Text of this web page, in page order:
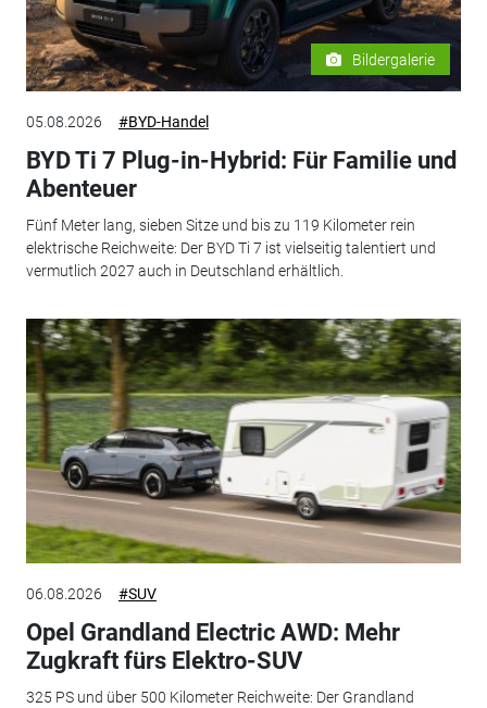
Bildergalerie
05.08.2026 #BYD-Handel
BYD Ti 7 Plug-in-Hybrid: Für Familie und
Abenteuer
Fünf Meter lang, sieben Sitze und bis zu 119 Kilometer rein
elektrische Reichweite: Der BYD Ti 7 ist vielseitig talentiert und
vermutlich 2027 auch in Deutschland erhältlich.
06.08.2026 #SUV
Opel Grandland Electric AWD: Mehr
Zugkraft fürs Elektro-SUV
325 PS und über 500 Kilometer Reichweite: Der Grandland